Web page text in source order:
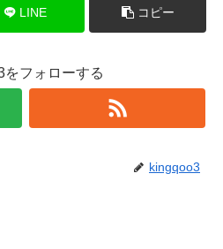
LINE コピー
をフォローする
kingqoo3